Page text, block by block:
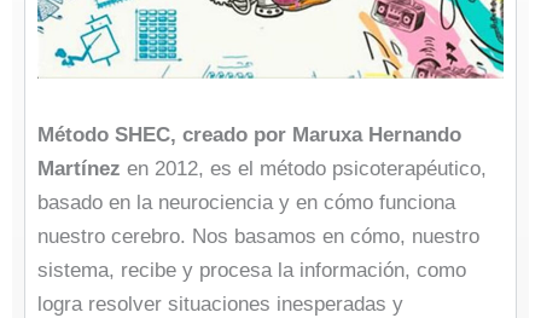
Método SHEC, creado por Maruxa Hernando
Martínez en 2012, es el método psicoterapéutico,
basado en la neurociencia y en cómo funciona
nuestro cerebro. Nos basamos en cómo, nuestro
sistema, recibe y procesa la información, como
logra resolver situaciones inesperadas y